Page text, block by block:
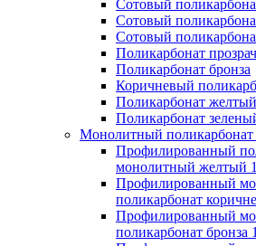
Сотовый
Сотовый
Сотовый
Поликарбонат
Поликарбонат бронза
Коричневый
Поликарбонат желтый
Поликарбонат
Монолитный
Профилированный
монолитный желтый
Профилированный
поликарбонат
Профилированный
поликарбонат бронза